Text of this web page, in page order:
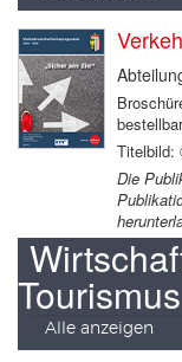
bestellbar
Titelbild:
Die
Tourismus
Alle anzeigen